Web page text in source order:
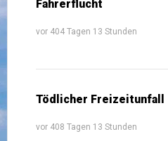
Fahrerflucht
vor 404 Tagen 13 Stunden
Tödlicher Freizeitunfall
vor 408 Tagen 13 Stunden